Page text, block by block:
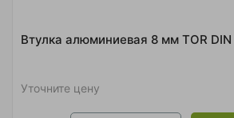
Втулка алюминиевая 8 мм TOR
Уточните цену